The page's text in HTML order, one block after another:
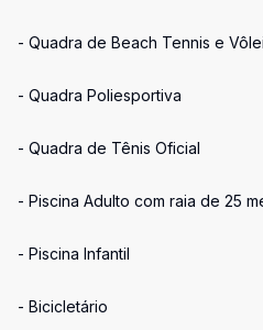
- Quadra de Beach Tennis e
- Quadra Poliesportiva
- Quadra de Tênis Oficial
- Piscina Adulto com raia de 25
- Piscina Infantil
- Bicicletário